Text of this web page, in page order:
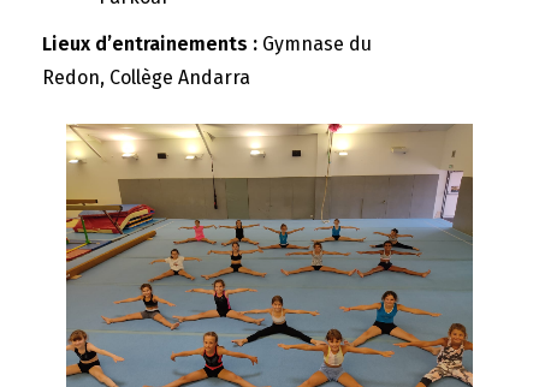
Lieux d’entrainements : Gymnase du
Redon, Collège Andarra